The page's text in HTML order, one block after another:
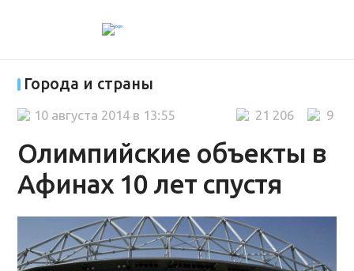
Города и страны
Олимпийские объекты в
Афинах 10 лет спустя
9
21 206
10 августа 2014 в 13:55